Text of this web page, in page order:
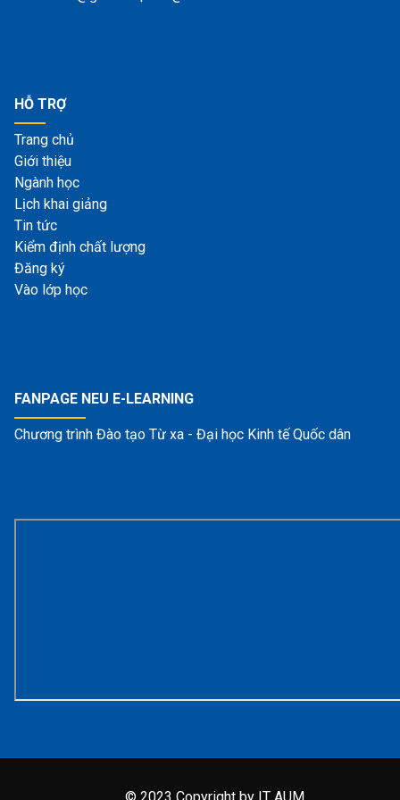
HỖ TRỢ
Trang chủ
Giới thiệu
Ngành học
Lịch khai giảng
Tin tức
Kiểm định chất lượng
Đăng ký
Vào lớp học
FANPAGE NEU E-LEARNING
Chương trình Đào tạo Từ xa - Đại học Kinh tế Quốc dân